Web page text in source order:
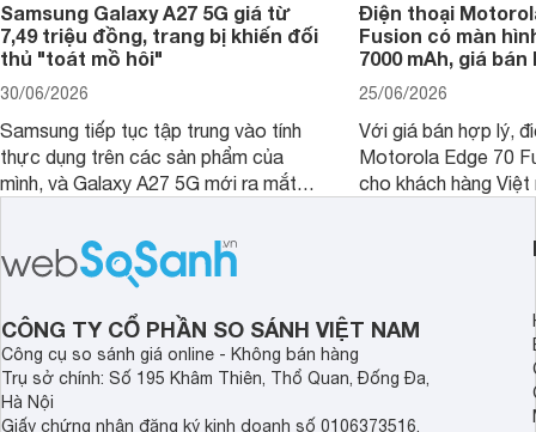
Samsung Galaxy A27 5G giá từ
7,49 triệu đồng, trang bị khiến đối
thủ "toát mồ hôi"
30/06/2026
Samsung tiếp tục tập trung vào tính
thực dụng trên các sản phẩm của
mình, và Galaxy A27 5G mới ra mắt
tới cho người dùng một thiết bị chất
lượng với nhiều trang bị ấn tượng và
độ bền bỉ cho nhu cầu sử dụng lâu
dài.
Điện thoại
Fusion có màn
7000 mAh, giá
25/06/2026
Với giá bán hợp lý,
Motorola Edge 70
cho khách hàng Việt
trang bị hiện đại
CÔNG TY CỔ PHẦN SO SÁNH VIỆT NAM
Công cụ so sánh giá online - Không bán hàng
Trụ sở chính: Số 195 Khâm Thiên, Thổ Quan, Đống Đa,
Hà Nội
Giấy chứng nhận đăng ký kinh doanh số 0106373516,